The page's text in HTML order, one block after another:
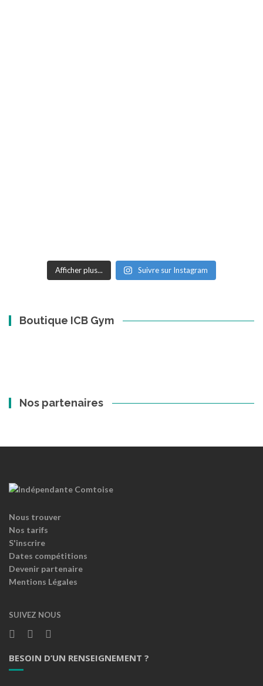
Afficher plus... Suivre sur Instagram
Boutique ICB Gym
Nos partenaires
Nous trouver
Nos tarifs
S'inscrire
Dates compétitions
Devenir partenaire
Mentions Légales
SUIVEZ NOUS
BESOIN D’UN RENSEIGNEMENT ?